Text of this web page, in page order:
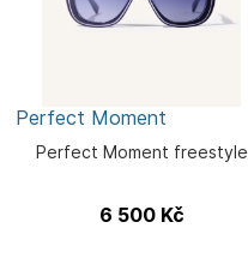
Perfect Moment
Perfect Moment freestyle
6 500 Kč